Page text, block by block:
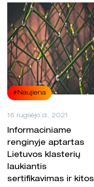
#Naujiena
16 rugsėjo d., 2021
Informaciniame
renginyje aptartas
Lietuvos klasterių
laukiantis
sertifikavimas ir kitos